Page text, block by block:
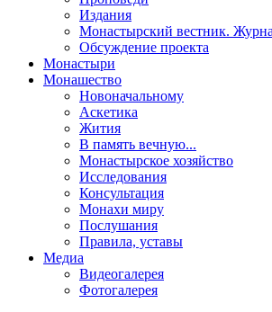
Издания
Монастырский вестник.
Обсуждение проекта
Монастыри
Монашество
Новоначальному
Аскетика
Жития
В память вечную...
Монастырское хозяйство
Исследования
Консультация
Монахи миру
Послушания
Правила, уставы
Медиа
Видеогалерея
Фотогалерея